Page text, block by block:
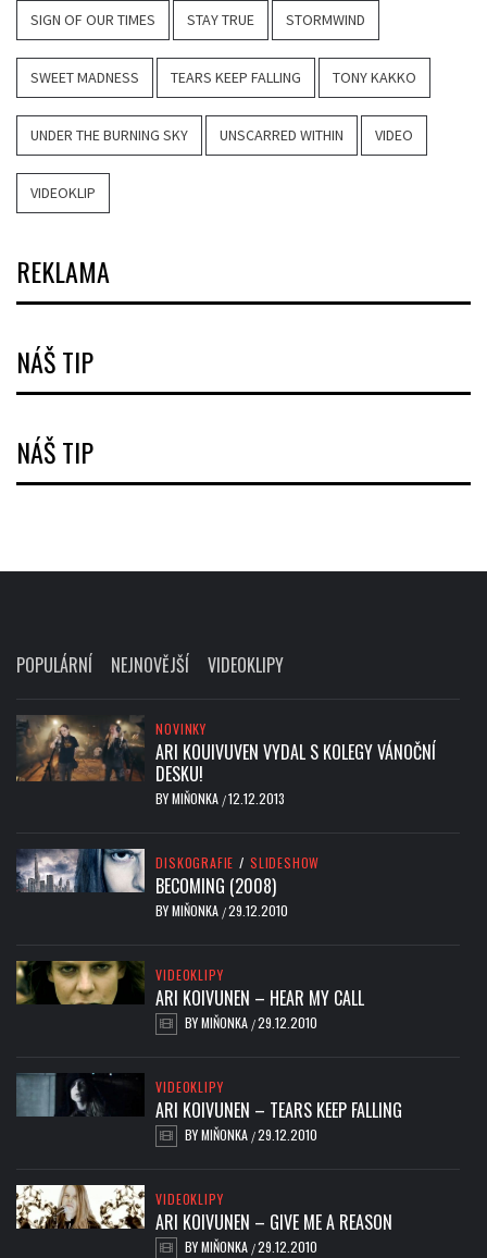
SIGN OF OUR TIMES STAY TRUE STORMWIND
SWEET MADNESS TEARS KEEP FALLING TONY KAKKO
UNDER THE BURNING SKY UNSCARRED WITHIN VIDEO
VIDEOKLIP
REKLAMA
NÁŠ TIP
NÁŠ TIP
POPULÁRNÍ NEJNOVĚJŠÍ VIDEOKLIPY
NOVINKY
ARI KOUIVUVEN VYDAL S KOLEGY VÁNOČNÍ
DESKU!
BYMIŇONKA /12.12.2013
DISKOGRAFIE / SLIDESHOW
BECOMING (2008)
BYMIŇONKA /29.12.2010
VIDEOKLIPY
ARI KOIVUNEN – HEAR MY CALL
BYMIŇONKA /29.12.2010
VIDEOKLIPY
ARI KOIVUNEN – TEARS KEEP FALLING
BYMIŇONKA /29.12.2010
VIDEOKLIPY
ARI KOIVUNEN – GIVE ME A REASON
BYMIŇONKA /29.12.2010